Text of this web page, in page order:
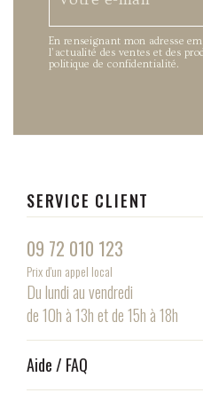
SERVICE CLIENT
09 72 010 123
Prix d'un appel local
Du lundi au vendredi
de 10h à 13h et de 15h à 18h
Aide / FAQ
En renseignant mon adresse
l’actualité des ventes et des
politique de confidentialité.